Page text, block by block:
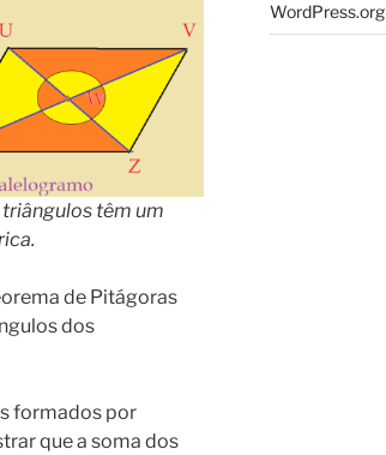
têm um
de Pitágoras
dos
formados por
que a soma dos
WordPress.org